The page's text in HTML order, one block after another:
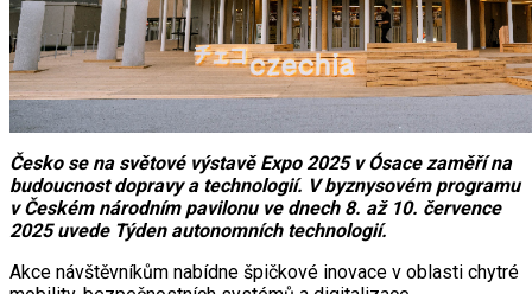
Česko se na světové výstavě Expo 2025 v Ósace zaměří na
budoucnost dopravy a technologií. V byznysovém programu
v Českém národním pavilonu ve dnech 8. až 10. července
2025 uvede Týden autonomních technologií.
Akce návštěvníkům nabídne špičkové inovace v oblasti chytré